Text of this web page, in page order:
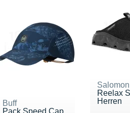
Buff
Salomon
Reelax
Herren